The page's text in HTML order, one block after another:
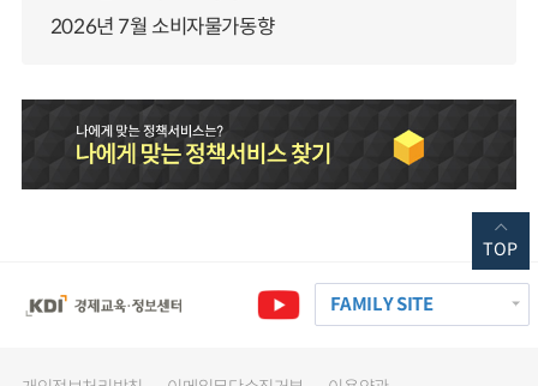
2026년 7월 소비자물가동향
FAMILY SITE
TOP